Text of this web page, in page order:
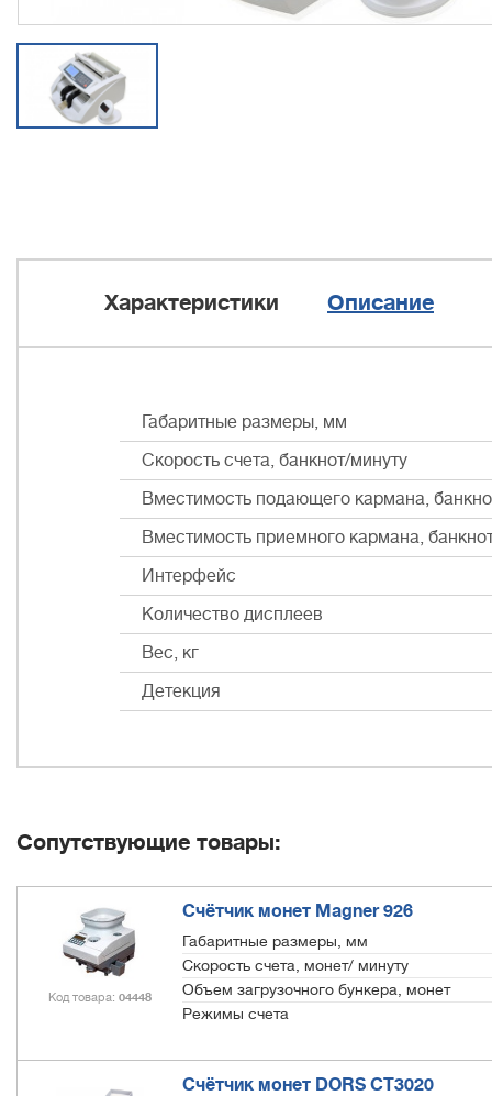
Характеристики Описание
Габаритные размеры, мм
Скорость счета, банкнот/минуту
Вместимость подающего кармана,
Вместимость приемного кармана,
Интерфейс
Количество дисплеев
Вес, кг
Детекция
Сопутствующие товары:
Код товара 04448
Счётчик монет Magner 926
Габаритные размеры, мм
Скорость счета, монет/ минуту
Объем загрузочного бункера, монет
Режимы счета
Счётчик монет DORS СТ3020